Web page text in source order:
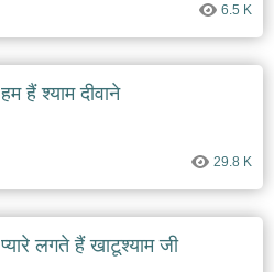
6.5 K
हम हैं श्याम दीवाने
29.8 K
प्यारे लगते हैं खाटूश्याम जी